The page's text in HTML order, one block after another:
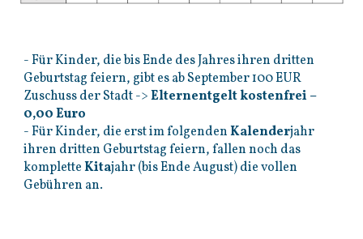
- Für Kinder, die bis Ende des Jahres ihren dritten
Geburtstag feiern, gibt es ab September 100 EUR
Zuschuss der Stadt ->Elternentgelt kostenfrei –
0,00 Euro
- Für Kinder, die erst im folgendenKalenderjahr
ihren dritten Geburtstag feiern, fallen noch das
kompletteKitajahr (bis Ende August) die vollen
Gebühren an.